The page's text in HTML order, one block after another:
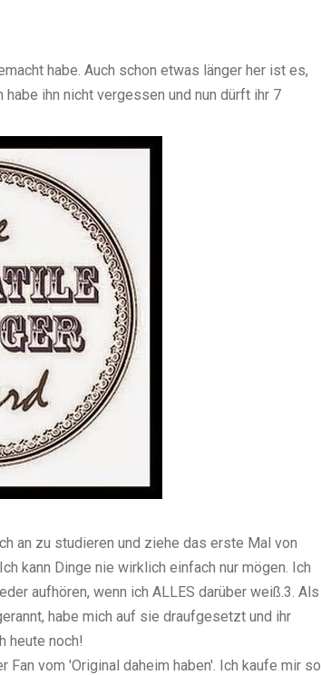
habe. Auch schon etwas länger her ist es,
ihn nicht vergessen und nun dürft ihr 7
an zu studieren und ziehe das erste Mal von
Ich kann Dinge nie wirklich einfach nur mögen. Ich
aufhören, wenn ich ALLES darüber weiß. 3. Als
habe mich auf sie draufgesetzt und ihr
heute noch!
vom 'Original daheim haben'. Ich kaufe mir so